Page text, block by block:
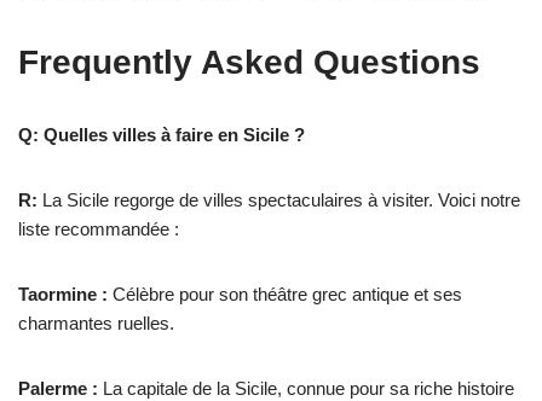
Frequently Asked Questions
Q: Quelles villes à faire en Sicile ?
R: La Sicile regorge de villes spectaculaires à visiter. Voici notre
liste recommandée :
Taormine : Célèbre pour son théâtre grec antique et ses
charmantes ruelles.
Palerme : La capitale de la Sicile, connue pour sa riche histoire